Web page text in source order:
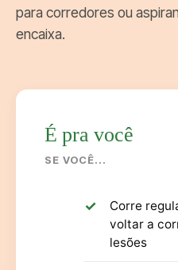
para corredores ou
encaixa.
É pra você
SE VOCÊ...
Corre
voltar a
lesões